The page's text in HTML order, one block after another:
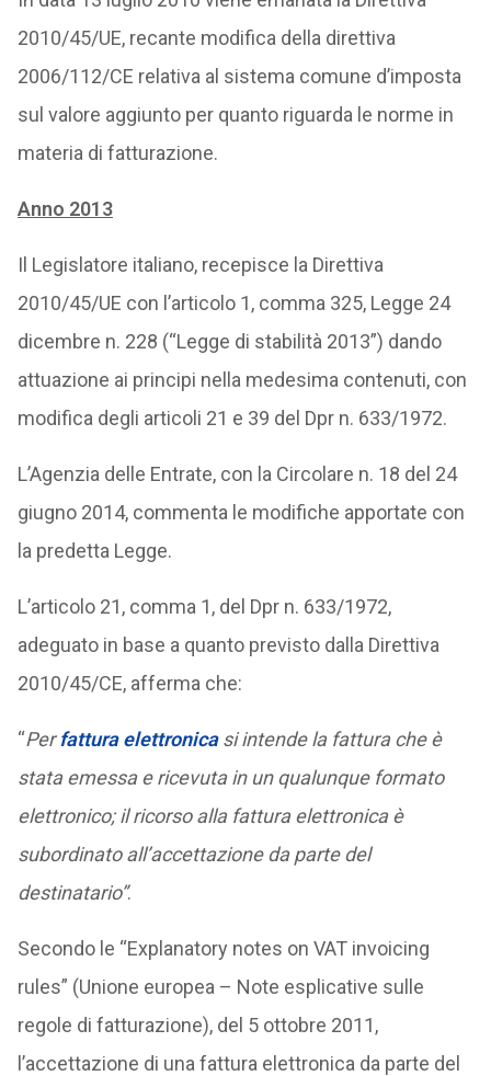
2010/45/UE, recante modifica della direttiva
2006/112/CE relativa al sistema comune d’imposta
sul valore aggiunto per quanto riguarda le norme in
materia di fatturazione.
Anno 2013
Il Legislatore italiano, recepisce la Direttiva
2010/45/UE con l’articolo 1, comma 325, Legge 24
dicembre n. 228 (“Legge di stabilità 2013”) dando
attuazione ai principi nella medesima contenuti, con
modifica degli articoli 21 e 39 del Dpr n. 633/1972.
L’Agenzia delle Entrate, con la Circolare n. 18 del 24
giugno 2014, commenta le modifiche apportate con
la predetta Legge.
L’articolo 21, comma 1, del Dpr n. 633/1972,
adeguato in base a quanto previsto dalla Direttiva
2010/45/CE, afferma che:
“Perfattura elettronicasi intende la fattura che è
stata emessa e ricevuta in un qualunque formato
elettronico; il ricorso alla fattura elettronica è
subordinato all’accettazione da parte del
destinatario”.
Secondo le “Explanatory notes on VAT invoicing
rules” (Unione europea – Note esplicative sulle
regole di fatturazione), del 5 ottobre 2011,
l’accettazione di una fattura elettronica da parte del